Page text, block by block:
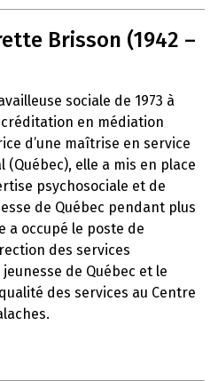
Brisson (1942 –
sociale de 1973 à
en médiation
d’une maîtrise en service
(Québec), elle a mis en place
psychosociale et de
de Québec pendant plus
a occupé le poste de
des services
de Québec et le
des services au Centre